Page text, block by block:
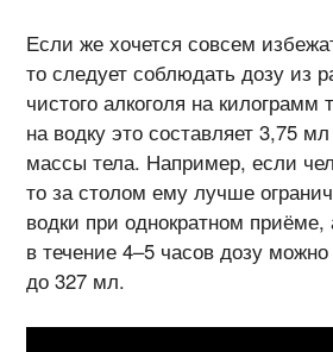
Если же хочется совсем
то следует соблюдать дозу из
чистого алкоголя на килограмм
на водку это составляет 3,75
массы тела. Например, если
то за столом ему лучше
водки при однократном
в течение 4–5 часов дозу
до 327 мл.